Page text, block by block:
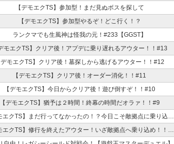
【デモエクTS】参加型！まだ見ぬボスを探して
【デモエクTS】参加型やるぞ！どこ行く！？
ランクマでも生風神は怪我の元！#233【GGST】
モエクTS】クリア後！アプデに乗り遅れるアウター！！#13
デモエクTS】クリア後！墓探しから逃げるアウター！！#12
【デモエクTS】クリア後！オーダー消化！！#11
【デモエクTS】今日からクリア後！遊び倒すぞ！！#10
【デモエクTS】猶予は２時間！終幕の時間だオラァ！！#9
【デモエクTS】まだ行ってなかったの！？今日こそ敵拠点に乗り込め！！#8
【デモエクTS】修行を終えたアウター！いざ敵拠点へ乗り込め！！#7